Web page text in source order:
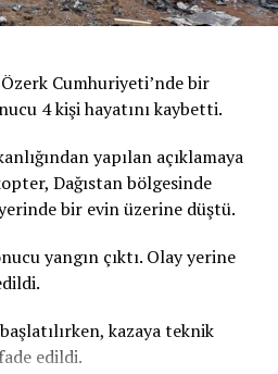
Federasyonu Sözcüsü,
salonlarında da
Fransa’daki acil sağlık
değerlendirilen 109 kişi
yalnızca ev ve kamusal
kapsadığı bildirilmişti.
aşırı sıcak hava dalgası etkili
yarın 31 dereceye,
göre Akdeniz Bölgesi
sıcaklık 36-39 derece.
Özerk Cumhuriyeti’nde bir
4 kişi hayatını kaybetti.
yapılan açıklamaya
Dağıstan bölgesinde
bir evin üzerine düştü.
yangın çıktı. Olay yerine
kazaya teknik
edildi.